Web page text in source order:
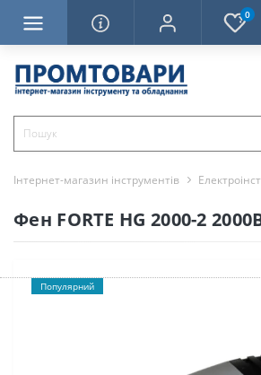
0
Інтернет-магазин інструментів
Фен FORTE HG 2000-2
Популярний